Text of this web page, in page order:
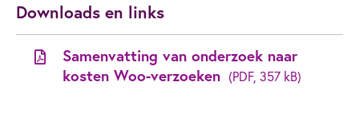
Downloads en links
Samenvatting van onderzoek naar
kosten Woo-verzoeken (PDF, 357 kB)